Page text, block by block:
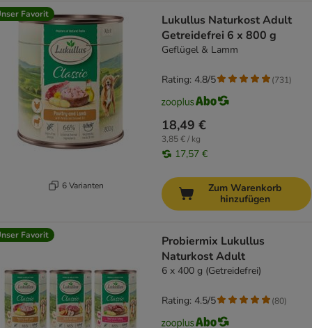
Favorit
6 Varianten
Lukullus Naturkost Adult
Getreidefrei 6 x 800 g
Geflügel & Lamm
18,49 €
3,85 € / kg
17,57 €
Rating: 4.8/5 (731)
Zum Warenkorb
hinzufügen
Favorit
Probiermix Lukullus
Naturkost Adult
6 x 400 g (Getreidefrei)
Rating: 4.5/5 (80)